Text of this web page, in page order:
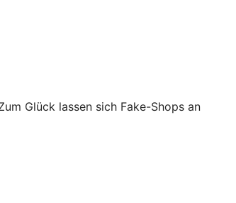
Glück lassen sich Fake-Shops an